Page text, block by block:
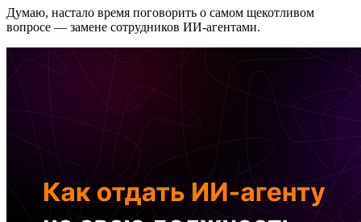
Думаю, настало время поговорить о самом щекотливом
вопросе — замене сотрудников ИИ-агентами.